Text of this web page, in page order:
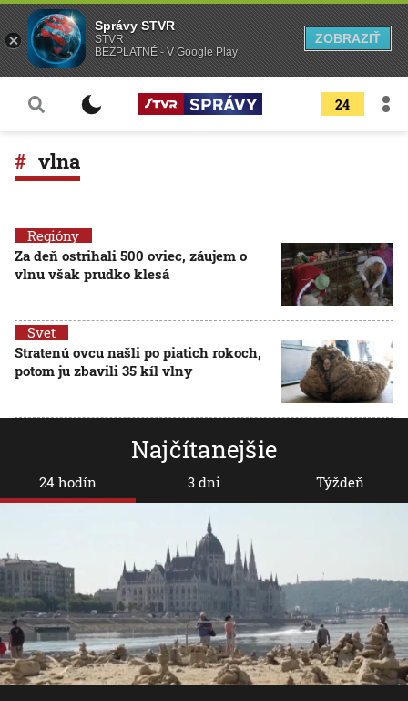
24
vlna
Regióny
Za deň ostrihali 500 oviec, záujem o
vlnu však prudko klesá
Svet
Stratenú ovcu našli po piatich rokoch,
potom ju zbavili 35 kíl vlny
Najčítanejšie
24 hodín 3 dni Týždeň
Správy STVR
STVR
BEZPLATNÉ - V Google Play
ZOBRAZIŤ